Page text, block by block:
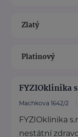
Zlatý
Platinový
FYZIOklinika
Machkova 1642/2
FYZIOklinika
nestátní